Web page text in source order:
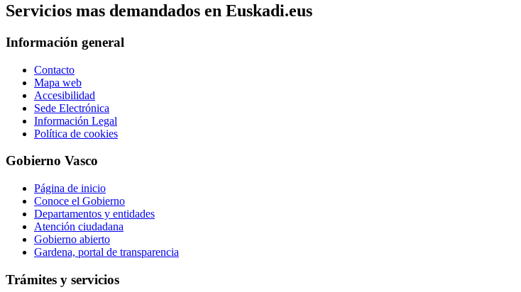
Servicios mas demandados en Euskadi.eus
Información general
Contacto
Mapa web
Accesibilidad
Sede Electrónica
Información Legal
Política de cookies
Gobierno Vasco
Página de inicio
Conoce el Gobierno
Departamentos y entidades
Atención ciudadana
Gobierno abierto
Gardena, portal de transparencia
Trámites y servicios